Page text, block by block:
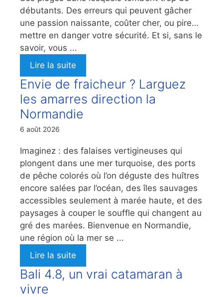
débutants. Des erreurs qui peuvent gâcher
une passion naissante, coûter cher, ou pire…
mettre en danger votre sécurité. Et si, sans le
savoir, vous ...
Lire la suite
Envie de fraicheur ? Larguez
les amarres direction la
Normandie
6 août 2026
Imaginez : des falaises vertigineuses qui
plongent dans une mer turquoise, des ports
de pêche colorés où l’on déguste des huîtres
encore salées par l’océan, des îles sauvages
accessibles seulement à marée haute, et des
paysages à couper le souffle qui changent au
gré des marées. Bienvenue en Normandie,
une région où la mer se ...
Lire la suite
Bali 4.8, un vrai catamaran à
vivre